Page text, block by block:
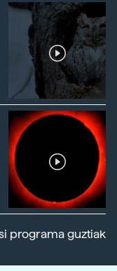
programa guztiak